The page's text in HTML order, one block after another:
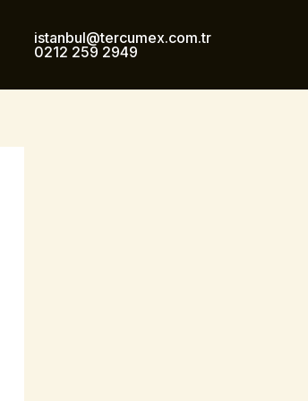
istanbul@tercumex.com.tr
0212 259 2949